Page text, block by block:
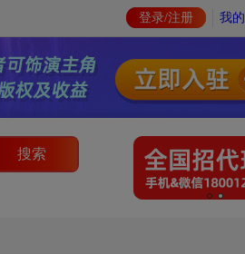
登录/注册 我的
搜索